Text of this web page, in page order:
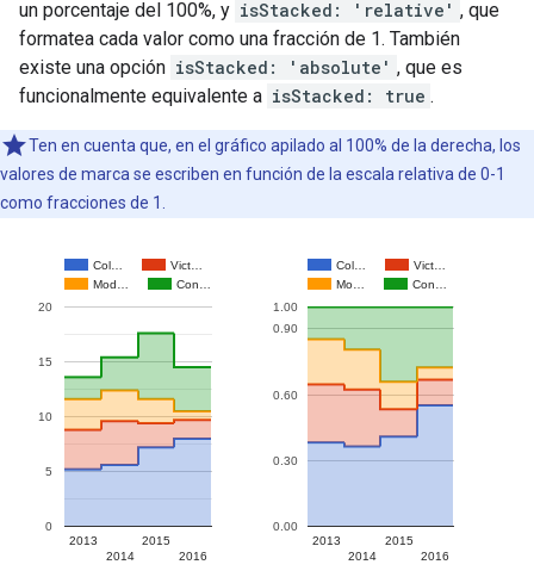
un porcentaje del 100%, y isStacked: 'relative' , que
formatea cada valor como una fracción de 1. También
existe una opción isStacked: 'absolute' , que es
funcionalmente equivalente a isStacked: true .
Ten en cuenta que, en el gráfico apilado al 100% de la derecha, los
valores de marca se escriben en función de la escala relativa de 0-1
como fracciones de 1.